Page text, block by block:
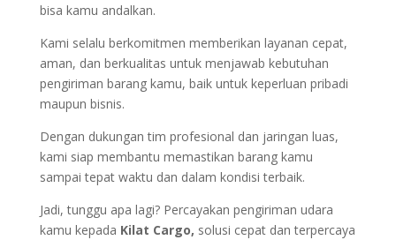
bisa kamu andalkan.
Kami selalu berkomitmen memberikan layanan cepat,
aman, dan berkualitas untuk menjawab kebutuhan
pengiriman barang kamu, baik untuk keperluan pribadi
maupun bisnis.
Dengan dukungan tim profesional dan jaringan luas,
kami siap membantu memastikan barang kamu
sampai tepat waktu dan dalam kondisi terbaik.
Jadi, tunggu apa lagi? Percayakan pengiriman udara
kamu kepada Kilat Cargo, solusi cepat dan terpercaya